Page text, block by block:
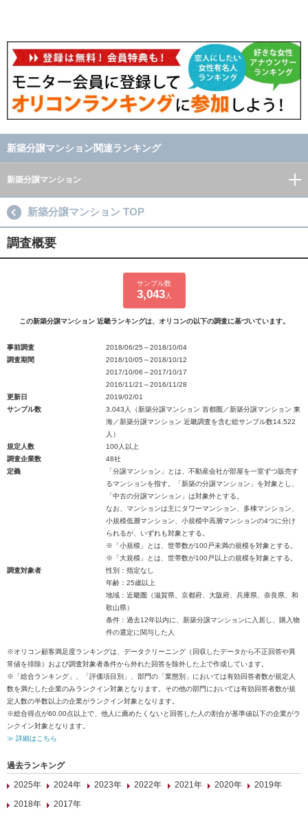
新築分譲マンション関連ランキング
新築分譲マンション
新築分譲マンション TOP
調査概要
サンプル数
3,043人
この新築分譲マンション 近畿ランキングは、オリコンの以下の調査に基づいています。
事前調査
2018/06/25～2018/10/04
調査期間
2018/10/05～2018/10/12
2017/10/06～2017/10/17
2016/11/21～2016/11/28
更新日
2019/02/01
サンプル数
3,043人（新築分譲マンション 首都圏／新築分譲マンション 東
海／新築分譲マンション 近畿調査を含む総サンプル数14,522
人）
規定人数
100人以上
調査企業数
48社
定義
「分譲マンション」とは、不動産会社が部屋を一室ずつ販売す
るマンションを指す。「新築の分譲マンション」を対象とし、
「中古の分譲マンション」は対象外とする。
なお、マンションは主にタワーマンション、多棟マンション、
小規模低層マンション、小規模中高層マンションの4つに分け
られるが、いずれも対象とする。
※「小規模」とは、世帯数が100戸未満の規模を対象とする。
※「大規模」とは、世帯数が100戸以上の規模を対象とする。
調査対象者
性別：指定なし
年齢：25歳以上
地域：近畿圏（滋賀県、京都府、大阪府、兵庫県、奈良県、和
歌山県）
条件：過去12年以内に、新築分譲マンションに入居し、購入物
件の選定に関与した人
※オリコン顧客満足度ランキングは、データクリーニング（回収したデータから不正回答や異
常値を排除）および調査対象者条件から外れた回答を除外した上で作成しています。
※「総合ランキング」、「評価項目別」、部門の「業態別」においては有効回答者数が規定人
数を満たした企業のみランクイン対象となります。その他の部門においては有効回答者数が規
定人数の半数以上の企業がランクイン対象となります。
※総合得点が60.00点以上で、他人に薦めたくないと回答した人の割合が基準値以下の企業がラ
ンクイン対象となります。
≫ 詳細はこちら
過去ランキング
2025年
2024年 2023年 2022年 2021年 2020年
2019年
2018年
2017年